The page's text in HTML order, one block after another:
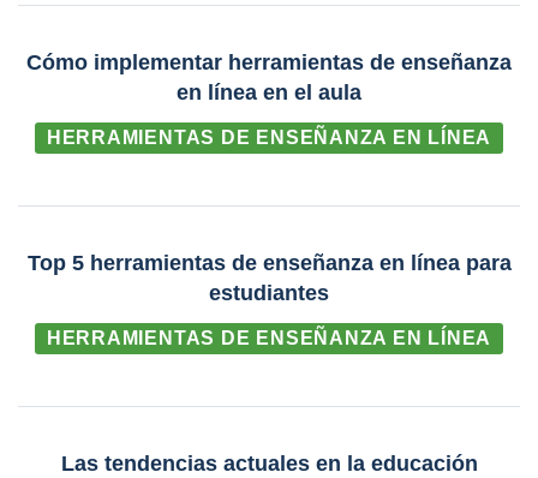
Cómo implementar herramientas de enseñanza
en línea en el aula
HERRAMIENTAS DE ENSEÑANZA EN LÍNEA
Top 5 herramientas de enseñanza en línea para
estudiantes
HERRAMIENTAS DE ENSEÑANZA EN LÍNEA
Las tendencias actuales en la educación